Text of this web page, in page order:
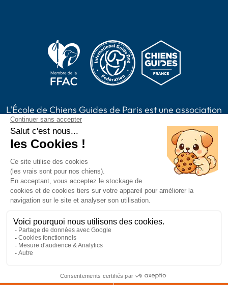
L'École de Chiens Guides de Paris est une association
loi 1901, reconnue d'intérêt général habilitée à
recevoir des dons, legs, assurances vie et à émettre
des reçus fiscaux. L'association est membre de Chiens
Guides France.
Politique de confidentialité|CGV|
Accessibilité : partiellement conforme